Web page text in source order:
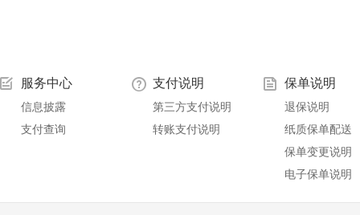
服务中心
信息披露
支付查询
支付说明
第三方支付说明
转账支付说明
保单说明
退保说明
纸质保单配送
保单变更说明
电子保单说明